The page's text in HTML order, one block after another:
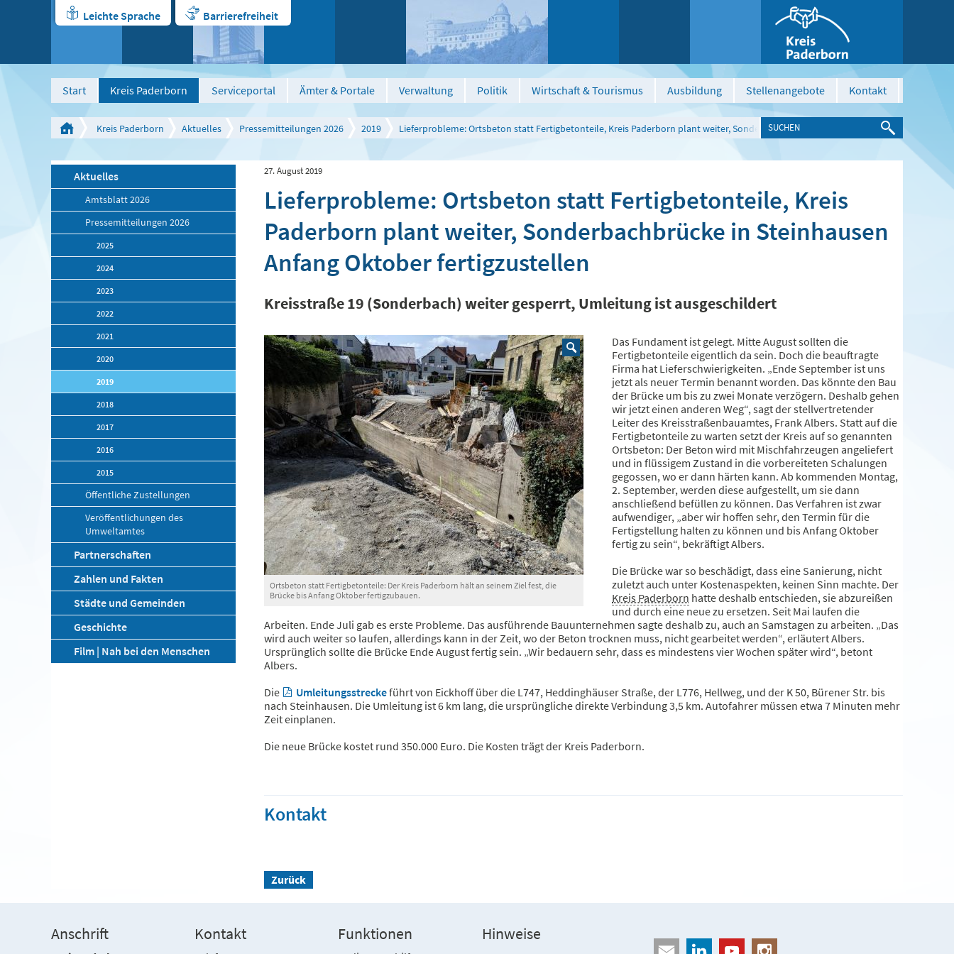
Leichte Sprache Barrierefreiheit
Start Kreis Paderborn Serviceportal Ämter & Portale Verwaltung Politik Wirtschaft & Tourismus Ausbildung Stellenangebote Kontakt
Kreis Paderborn Aktuelles Pressemitteilungen 2026 2019 Lieferprobleme: Ortsbeton statt Fertigbetonteile, Kreis Paderborn plant weiter, Sonderbachbrücke in Steinhausen Anfang Oktober
Aktuelles
Amtsblatt 2026
Pressemitteilungen 2026
2025
2024
2023
2022
2021
2020
2019
2018
2017
2016
2015
Öffentliche Zustellungen
Veröffentlichungen des
Umweltamtes
Partnerschaften
Zahlen und Fakten
Städte und Gemeinden
Geschichte
Film | Nah bei den Menschen
27. August 2019
Lieferprobleme: Ortsbeton statt Fertigbetonteile, Kreis
Paderborn plant weiter, Sonderbachbrücke in Steinhausen
Anfang Oktober fertigzustellen
Kreisstraße 19 (Sonderbach) weiter gesperrt, Umleitung ist ausgeschildert
Ortsbeton statt Fertigbetonteile: Der Kreis Paderborn hält an seinem Ziel fest, die
Brücke bis Anfang Oktober fertigzubauen.
Das Fundament ist gelegt. Mitte August sollten die
Fertigbetonteile eigentlich da sein. Doch die beauftragte
Firma hat Lieferschwierigkeiten. „Ende September ist uns
jetzt als neuer Termin benannt worden. Das könnte den Bau
der Brücke um bis zu zwei Monate verzögern. Deshalb gehen
wir jetzt einen anderen Weg“, sagt der stellvertretender
Leiter des Kreisstraßenbauamtes, Frank Albers. Statt auf die
Fertigbetonteile zu warten setzt der Kreis auf so genannten
Ortsbeton: Der Beton wird mit Mischfahrzeugen angeliefert
und in flüssigem Zustand in die vorbereiteten Schalungen
gegossen, wo er dann härten kann. Ab kommenden Montag,
2. September, werden diese aufgestellt, um sie dann
anschließend befüllen zu können. Das Verfahren ist zwar
aufwendiger, „aber wir hoffen sehr, den Termin für die
Fertigstellung halten zu können und bis Anfang Oktober
fertig zu sein“, bekräftigt Albers.
Die Brücke war so beschädigt, dass eine Sanierung, nicht
zuletzt auch unter Kostenaspekten, keinen Sinn machte. Der
Kreis Paderborn hatte deshalb entschieden, sie abzureißen
und durch eine neue zu ersetzen. Seit Mai laufen die
Arbeiten. Ende Juli gab es erste Probleme. Das ausführende Bauunternehmen sagte deshalb zu, auch an Samstagen zu arbeiten. „Das
wird auch weiter so laufen, allerdings kann in der Zeit, wo der Beton trocknen muss, nicht gearbeitet werden“, erläutert Albers.
Ursprünglich sollte die Brücke Ende August fertig sein. „Wir bedauern sehr, dass es mindestens vier Wochen später wird“, betont
Albers.
Die
Umleitungsstreckeführt von Eickhoff über die L747, Heddinghäuser Straße, der L776, Hellweg, und der K 50, Bürener Str. bis
nach Steinhausen. Die Umleitung ist 6 km lang, die ursprüngliche direkte Verbindung 3,5 km. Autofahrer müssen etwa 7 Minuten mehr
Zeit einplanen.
Die neue Brücke kostet rund 350.000 Euro. Die Kosten trägt der Kreis Paderborn.
Kontakt
Zurück
Anschrift Kontakt Funktionen Hinweise